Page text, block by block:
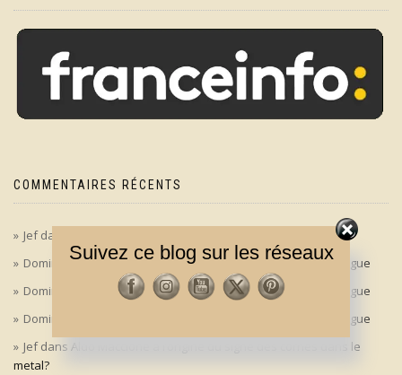
COMMENTAIRES RÉCENTS
Jefdans
Dominiquedans‘Le bon, la brute et le truand’ en version longue
Dominique
‘Le bon, la brute et le truand’ en version longue
Dominique
‘Le bon, la brute et le truand’ en version longue
Jefdans Aldo Maccione à l’origine du signe des cornes dans le
metal?
Suivez ce blog sur les réseaux